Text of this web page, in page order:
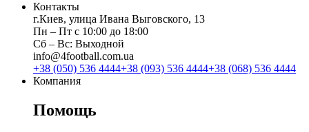
Контакты
г.Киев, улица Ивана Выговского, 13
Пн ‒ Пт с 10:00 до 18:00
Сб ‒ Вс: Выходной
info@4football.com.ua
+38 (050) 536 4444+38 (093) 536 4444+38 (068) 536 4444
Компания
Помощь